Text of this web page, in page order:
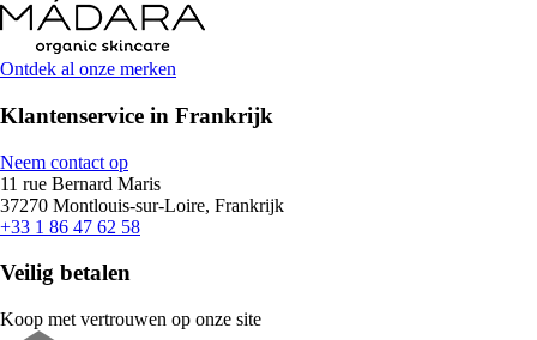
Ontdek al onze merken
Klantenservice in Frankrijk
Neem contact op
11 rue Bernard Maris
37270 Montlouis-sur-Loire, Frankrijk
+33 1 86 47 62 58
Veilig betalen
Koop met vertrouwen op onze site